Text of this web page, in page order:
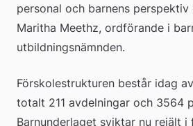
personal och barnens
Maritha Meethz, ordförande i
utbildningsnämnden.
Förskolestrukturen består idag
totalt 211 avdelningar och 3564
Barnunderlaget sviktar nu rejält i